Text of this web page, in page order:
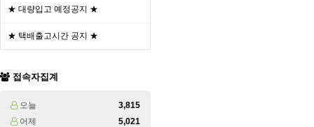
★ 대량입고 예정공지 ★
★ 택배출고시간 공지 ★
접속자집계
오늘
3,815
어제
5,021